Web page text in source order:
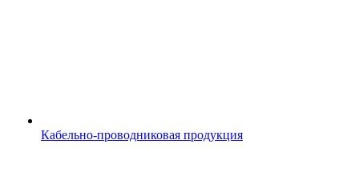
Кабельно-проводниковая продукция